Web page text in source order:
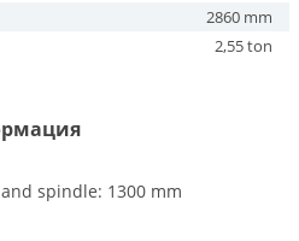
2860 mm
2,55 ton
spindle: 1300 mm